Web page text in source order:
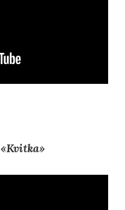
«Kvitka»